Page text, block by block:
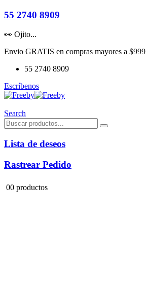
55 2740 8909
👀 Ojito...
Envio GRATIS en compras mayores a $999
55 2740 8909
Escríbenos
Search
Lista de deseos
Rastrear Pedido
00 productos